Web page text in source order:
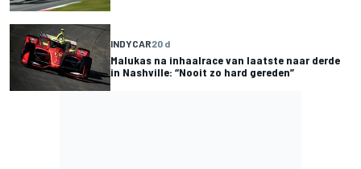
INDYCAR20 d
Malukas na inhaalrace van laatste naar derde
in Nashville: “Nooit zo hard gereden”